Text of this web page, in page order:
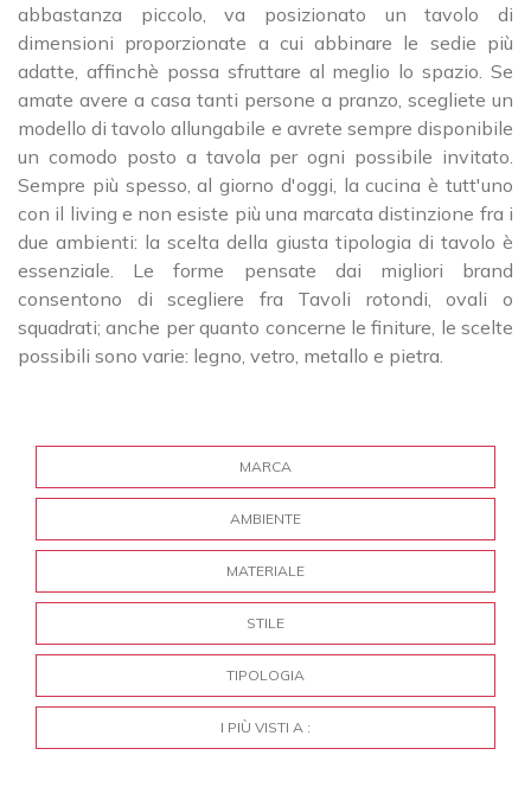
abbastanza piccolo, va posizionato un tavolo di
dimensioni proporzionate a cui abbinare le sedie più
adatte, affinchè possa sfruttare al meglio lo spazio. Se
amate avere a casa tanti persone a pranzo, scegliete un
modello di tavolo allungabile e avrete sempre disponibile
un comodo posto a tavola per ogni possibile invitato.
Sempre più spesso, al giorno d'oggi, la cucina è tutt'uno
con il living e non esiste più una marcata distinzione fra i
due ambienti: la scelta della giusta tipologia di tavolo è
essenziale. Le forme pensate dai migliori brand
consentono di scegliere fra Tavoli rotondi, ovali o
squadrati; anche per quanto concerne le finiture, le scelte
possibili sono varie: legno, vetro, metallo e pietra.
MARCA
AMBIENTE
MATERIALE
STILE
TIPOLOGIA
I PIÙ VISTI A :